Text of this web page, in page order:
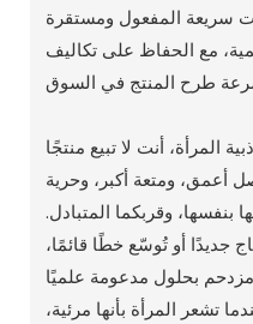
سريعة المفعول ومستقرة
مع الحفاظ على تكاليف
المرأة، أنت لا تبيع منتجًا
أعمق، ومتعة أكبر، وحرية
بنفسها، وقربكما المتبادل.
جديدًا أو تُوسّع خطًا قائمًا،
بحلول مدعومة علميًا
تشعر المرأة بأنها مرئية،